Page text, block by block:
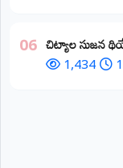
06 చిట్యాల సుజన
1,434